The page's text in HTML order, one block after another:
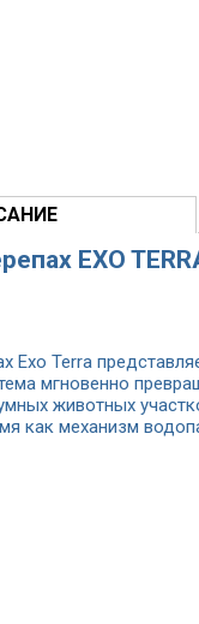
EXO
Exo Terra
мгновенно
животных
как механизм